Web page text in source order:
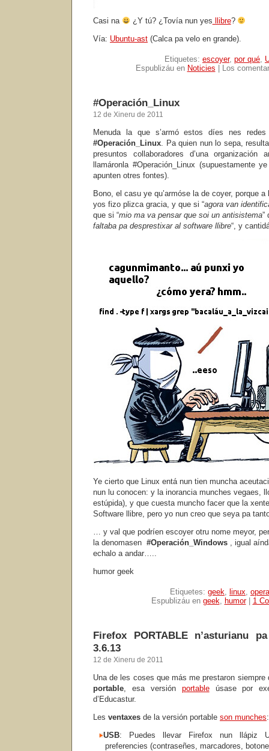
Casi na ¿Y tú? ¿Tovía nun yes llibre?
Vía: Ubuntu-ast (Calca pa velo en grande).
Etiquetes: escoyer, por qué,
Espublizáu en Noticies Los
#Operación_Linux
12 de Xineru de 2011
Menuda la que s’armó estos díes nes
#Operación_Linux. Pa quien nun lo sepa,
presuntos collaboradores d’una
llamáronla #Operación_Linux (supuestamente
apunten otres fontes).
Bono, el casu ye qu’armóse la de coyer, porque
yos fizo plizca gracia, y que si “agora van
que si “mio ma va pensar que soi un antisistema”
faltaba pa desprestixar al software llibre“, y
Ye cierto que Linux entá nun tien muncha
nun lu conocen: y la inorancia munches vegaes,
estúpida), y que cuesta muncho facer que la
Software llibre, pero yo nun creo que seya pa
… y val que podríen escoyer otru nome meyor,
la denomasen #Operación_Windows , igual
echalo a andar…..
humor geek
Etiquetes: geek, linux,
Espublizáu en geek, humor| 1
Firefox PORTABLE n’asturianu
3.6.13
12 de Xineru de 2011
Una de les coses que más me prestaron
portable, esa versión portableúsase por
d’Educastur.
Les ventaxes de la versión portable son munches:
USB: Puedes llevar Firefox nun llápiz
preferencies (contraseñes, marcadores,